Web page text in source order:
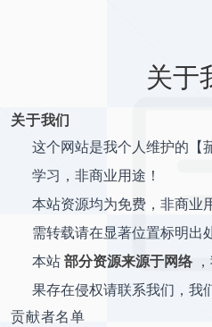
关于
关于我们
这个网站是我个人维护的【
学习，非商业用途！
本站资源均为免费，非商业
需转载请在显著位置标明出处
本站部分资源来源于网络
果存在侵权请联系我们，我
贡献者名单